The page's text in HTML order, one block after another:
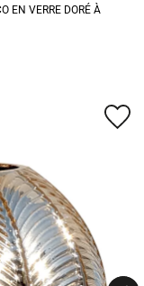
EN VERRE DORÉ À
favorite_border